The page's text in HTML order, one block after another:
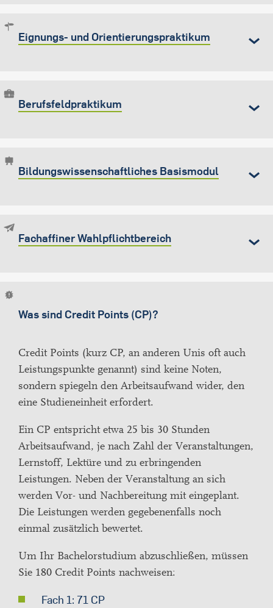
Eignungs- und Orientierungspraktikum
Berufsfeldpraktikum
Bildungswissenschaftliches Basismodul
Fachaffiner Wahlpflichtbereich
Was sind Credit Points (CP)?
Credit Points (kurz CP, an anderen Unis oft auch
Leistungspunkte genannt) sind keine Noten,
sondern spiegeln den Arbeitsaufwand wider, den
eine Studieneinheit erfordert.
Ein CP entspricht etwa 25 bis 30 Stunden
Arbeitsaufwand, je nach Zahl der Veranstaltungen,
Lernstoff, Lektüre und zu erbringenden
Leistungen. Neben der Veranstaltung an sich
werden Vor- und Nachbereitung mit eingeplant.
Die Leistungen werden gegebenenfalls noch
einmal zusätzlich bewertet.
Um Ihr Bachelorstudium abzuschließen, müssen
Sie 180 Credit Points nachweisen:
Fach 1: 71 CP